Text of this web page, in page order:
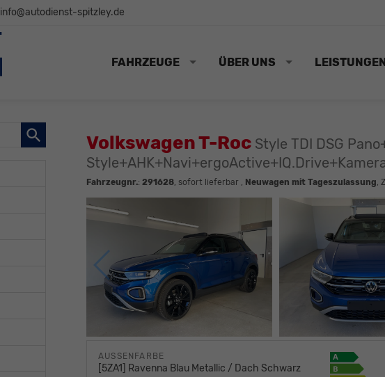
info@autodienst-spitzley.de
FAHRZEUGE ÜBER UNS LEISTUNGEN
Volkswagen T-Roc Style TDI DSG
Fahrzeugnr.: 291628, sofort lieferbar , Neuwagen mit Tageszulassung,
AUSSENFARBE
[5ZA1] Ravenna Blau Metallic / Dach Schwarz